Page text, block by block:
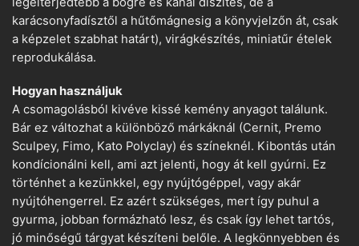
karácsonyfadísztől a hűtőmágnesig a könyvjelzőn át, csak
a képzelet szabhat határt), virágkészítés, miniatűr ételek
reprodukálása.
Hogyan használjuk
A csomagolásból kivéve kissé kemény anyagot találunk.
Bár ez változhat a különböző márkáknál (Cernit, Premo
Sculpey, Fimo, Kato Polyclay) és színeknél. Kibontás után
kondícionálni kell, ami azt jelenti, hogy át kell gyúrni. Ez
történhet a kezünkkel, egy nyújtógéppel, vagy akár
nyújtóhengerrel. Ez azért szükséges, mert így puhul a
gyurma, jobban formázható lesz, és csak így lehet tartós,
jó minőségű tárgyat készíteni belőle. A legkönnyebben és